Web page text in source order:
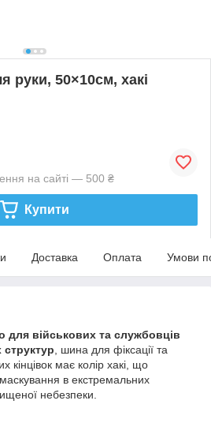
руки, 50×10см, хакі
на сайті — 500 ₴
Купити
Доставка Оплата Умови
для військових та службовців
структур , шина для фіксації та
кінцівок має колір хакі, що
в екстремальних
небезпеки.